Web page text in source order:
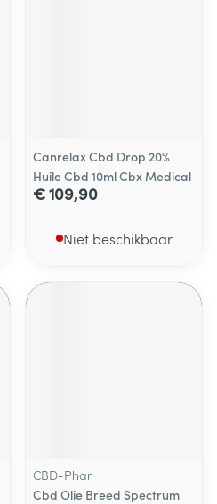
Canrelax Cbd Drop 20%
Huile Cbd 10ml Cbx Medical
€ 109,90
Niet beschikbaar
CBD-Phar
Cbd Olie Breed Spectrum